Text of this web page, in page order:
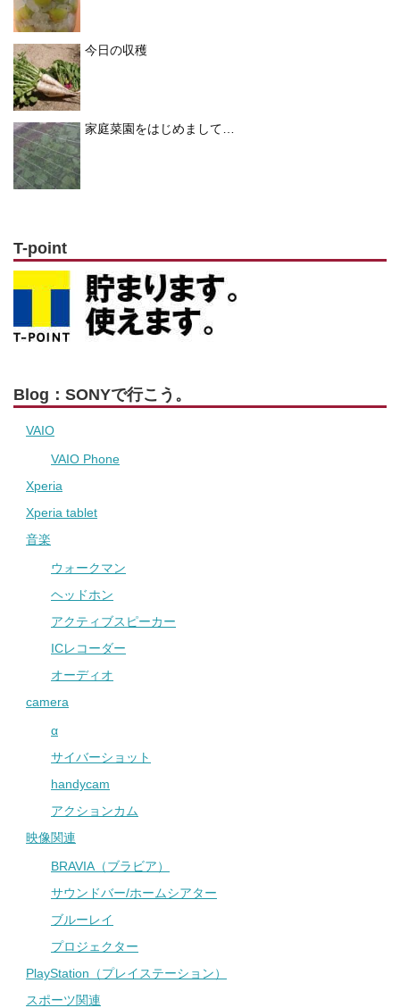
今日の収穫
家庭菜園をはじめまして…
T-point
Blog：SONYで行こう。
VAIO
VAIO Phone
Xperia
Xperia tablet
音楽
ウォークマン
ヘッドホン
アクティブスピーカー
ICレコーダー
オーディオ
camera
α
サイバーショット
handycam
アクションカム
映像関連
BRAVIA（ブラビア）
サウンドバー/ホームシアター
ブルーレイ
プロジェクター
PlayStation（プレイステーション）
スポーツ関連